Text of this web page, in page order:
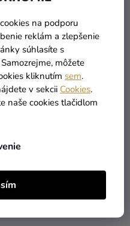
na podporu
reklám a zlepšenie
súhlasíte s
môžete
kliknutím sem.
v sekcii Cookies.
naše cookies tlačidlom